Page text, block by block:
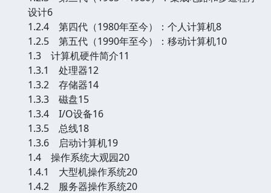
设计6
1.2.4 第四代（1980年至今）：个人计算机8
1.2.5 第五代（1990年至今）：移动计算机10
1.3 计算机硬件简介11
1.3.1 处理器12
1.3.2 存储器14
1.3.3 磁盘15
1.3.4 I/O设备16
1.3.5 总线18
1.3.6 启动计算机19
1.4 操作系统大观园20
1.4.1 大型机操作系统20
1.4.2 服务器操作系统20